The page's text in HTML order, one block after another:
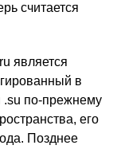
считается
является
в
.su по-прежнему
его
Позднее